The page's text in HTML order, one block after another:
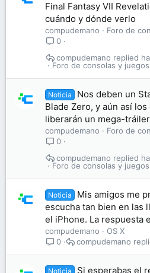
Final Fantasy VII
cuándo y dónde verlo
compudemano
Foro de
0
Foro de consolas y juegos
compudemano
Noticia
Nos deben un
Blade Zero, y aún así
liberarán un mega-
compudemano
Foro de
0
Foro de consolas y juegos
compudemano
Noticia
Mis amigos me
escucha tan bien en las
el iPhone. La respuesta
compudemano
OS X
0
compudemano
Noticia
Si esperabas el